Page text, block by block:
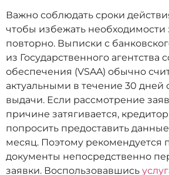
Важно соблюдать сроки
чтобы избежать необходимости
повторно. Выписки с
из Государственного агентства
обеспечения (VSAA) обычно
актуальными в течение 30 дней
выдачи. Если рассмотрение
причине затягивается,
попросить предоставить
месяц. Поэтому рекомендуется
документы непосредственно
заявки. Воспользовавшись